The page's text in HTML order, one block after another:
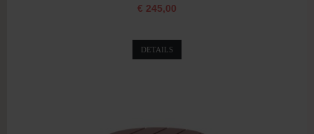
€ 245,00
DETAILS